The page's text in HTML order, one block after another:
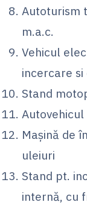
Autoturism
m.a.c.
Vehicul
incercare
Stand
Mașină de
uleiuri
Stand pt.
internă, cu